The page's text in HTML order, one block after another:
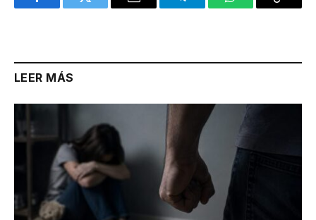
FacebookTwitter Email TelegramWhatsAppCopy
LEER MÁS